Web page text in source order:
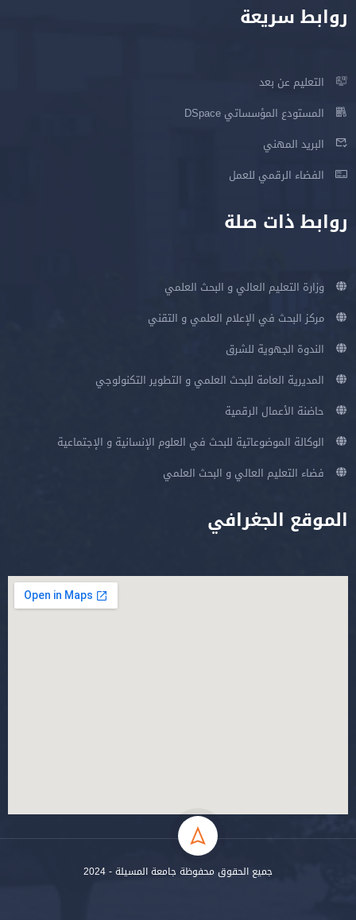
روابط سريعة
التعليم عن بعد
المستودع المؤسساتي DSpace
البريد المهني
الفضاء الرقمي للعمل
روابط ذات صلة
وزارة التعليم العالي و البحث العلمي
مركز البحث في الإعلام العلمي و التقني
الندوة الجهوية للشرق
المديرية العامة للبحث العلمي و التطوير التكنولوجي
حاضنة الأعمال الرقمية
الوكالة الموضوعاتية للبحث في العلوم الإنسانية و الإجتماعية
فضاء التعليم العالي و البحث العلمي
الموقع الجغرافي
جميع الحقوق محفوظة جامعة المسيلة - 2024